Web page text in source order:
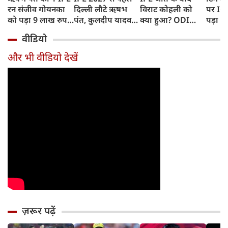
रन संजीव गोयनका
को पड़ा 9 लाख रुपए
दिल्ली लौटे ऋषभ
पंत, कुलदीप यादव
विराट कोहली को
क्या हुआ? ODI
बाहर होने की खबर ने
पर
पड़ा
फिंगर
वीडियो
और भी वीडियो देखें
ज़रूर पढ़ें